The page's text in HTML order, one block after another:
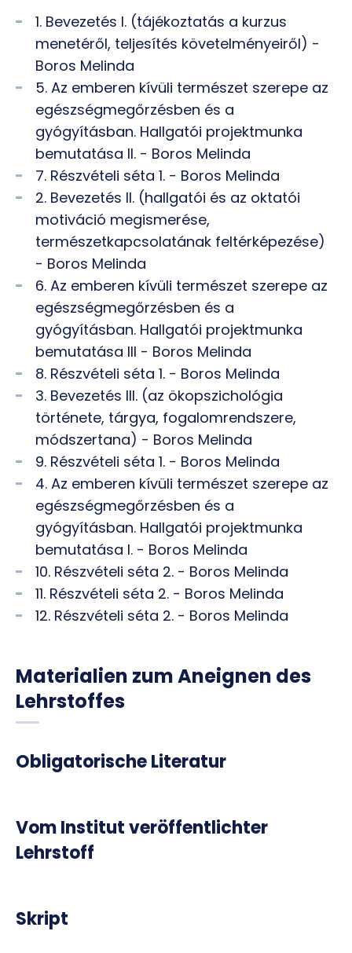
1. Bevezetés I. (tájékoztatás a kurzus
menetéről, teljesítés követelményeiről) -
Boros Melinda
5. Az emberen kívüli természet szerepe az
egészségmegőrzésben és a
gyógyításban. Hallgatói projektmunka
bemutatása II. - Boros Melinda
7. Részvételi séta 1. - Boros Melinda
2. Bevezetés II. (hallgatói és az oktatói
motiváció megismerése,
természetkapcsolatának feltérképezése)
- Boros Melinda
6. Az emberen kívüli természet szerepe az
egészségmegőrzésben és a
gyógyításban. Hallgatói projektmunka
bemutatása III - Boros Melinda
8. Részvételi séta 1. - Boros Melinda
3. Bevezetés III. (az ökopszichológia
története, tárgya, fogalomrendszere,
módszertana) - Boros Melinda
9. Részvételi séta 1. - Boros Melinda
4. Az emberen kívüli természet szerepe az
egészségmegőrzésben és a
gyógyításban. Hallgatói projektmunka
bemutatása I. - Boros Melinda
10. Részvételi séta 2. - Boros Melinda
11. Részvételi séta 2. - Boros Melinda
12. Részvételi séta 2. - Boros Melinda
Materialien zum Aneignen des
Lehrstoffes
Obligatorische Literatur
Vom Institut veröffentlichter
Lehrstoff
Skript